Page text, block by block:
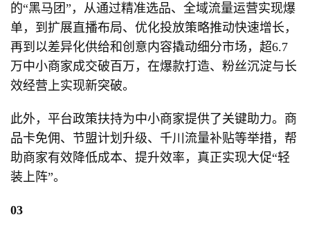
的“黑马团”，从通过精准选品、全域流量运营实现爆
单，到扩展直播布局、优化投放策略推动快速增长，
再到以差异化供给和创意内容撬动细分市场，超6.7
万中小商家成交破百万，在爆款打造、粉丝沉淀与长
效经营上实现新突破。
此外，平台政策扶持为中小商家提供了关键助力。商
品卡免佣、节盟计划升级、千川流量补贴等举措，帮
助商家有效降低成本、提升效率，真正实现大促“轻
装上阵”。
03